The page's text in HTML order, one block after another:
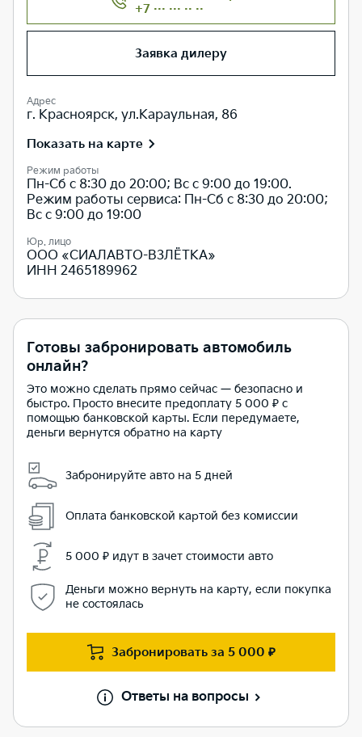
+7 ··· ··· ·· ··
Заявка дилеру
Адрес
г. Красноярск, ул.Караульная, 86
Показать на карте
Режим работы
Пн-Сб с 8:30 до 20:00; Вс с 9:00 до 19:00.
Режим работы сервиса: Пн-Сб с 8:30 до 20:00;
Вс с 9:00 до 19:00
Юр. лицо
ООО «СИАЛАВТО-ВЗЛЁТКА»
ИНН 2465189962
Готовы забронировать автомобиль
онлайн?
Это можно сделать прямо сейчас — безопасно и
быстро. Просто внесите предоплату 5 000 ₽ с
помощью банковской карты. Если передумаете,
деньги вернутся обратно на карту
Забронируйте авто на 5 дней
Оплата банковской картой без комиссии
5 000 ₽ идут в зачет стоимости авто
Деньги можно вернуть на карту, если покупка
не состоялась
Забронировать за 5 000 ₽
Ответы на вопросы